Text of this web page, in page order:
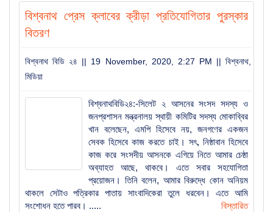
বিশ্বনাথ প্রেস ক্লাবের ক্রীড়া প্রতিযোগিতার পুরস্কার
বিতরণ
বিশ্বনাথ বিডি ২৪ || 19 November, 2020, 2:27 PM || বিশ্বনাথ
মিডিয়া
বিশ্বনাথবিডি২৪:-সিলেট ২ আসনের সংসদ সদস্য ও
জনপ্রশাসন মন্ত্রনালয় স্থায়ী কমিটির সদস্য মোকাব্বির
খান বলেছেন, এমপি হিসেবে নয়, জনগণের একজন
সেবক হিসেবে কাজ করতে চাই। সৎ, নিষ্ঠাবান হিসেবে
কাজ করে সংসদীয় আসনকে এগিয়ে নিতে আমার চেষ্ঠা
অব্যাহত আছে, থাকবে। এতে সবার সহযোগিতা
প্রয়োজন। তিনি বলেন, আমার বিরুদ্ধে কোন অনিয়ম
থাকলে সেটাও পত্রিকার পাতায় সাংবাদিকেরা তুলে ধরবেন। এতে আমি
সংশোধন হতে পারব। .....
বিস্তারিত